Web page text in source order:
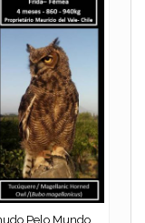
Pelo Mundo